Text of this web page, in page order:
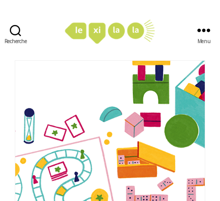
Recherche Menu